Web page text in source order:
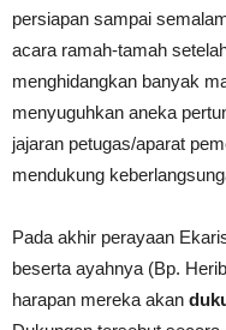
persiapan sampai
acara ramah-tamah
menghidangkan banyak
menyuguhkan aneka
jajaran petugas/aparat
mendukung
Pada akhir perayaan
beserta ayahnya (Bp.
harapan mereka akan